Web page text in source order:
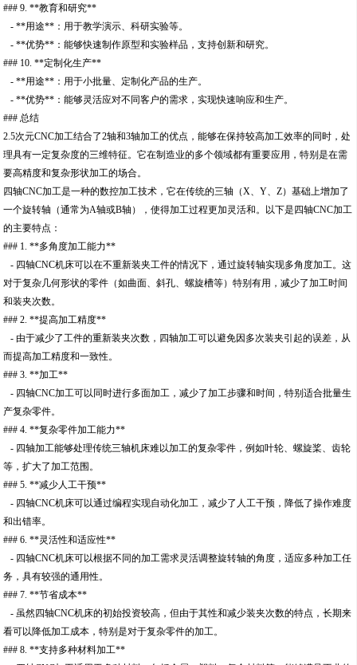
### 9. **教育和研究**
- **用途**：用于教学演示、科研实验等。
- **优势**：能够快速制作原型和实验样品，支持创新和研究。
### 10. **定制化生产**
- **用途**：用于小批量、定制化产品的生产。
- **优势**：能够灵活应对不同客户的需求，实现快速响应和生产。
### 总结
2.5次元CNC加工结合了2轴和3轴加工的优点，能够在保持较高加工效率的同时，处
理具有一定复杂度的三维特征。它在制造业的多个领域都有重要应用，特别是在需
要高精度和复杂形状加工的场合。
四轴CNC加工是一种的数控加工技术，它在传统的三轴（X、Y、Z）基础上增加了
一个旋转轴（通常为A轴或B轴），使得加工过程更加灵活和。以下是四轴CNC加工
的主要特点：
### 1. **多角度加工能力**
- 四轴CNC机床可以在不重新装夹工件的情况下，通过旋转轴实现多角度加工。这
对于复杂几何形状的零件（如曲面、斜孔、螺旋槽等）特别有用，减少了加工时间
和装夹次数。
### 2. **提高加工精度**
- 由于减少了工件的重新装夹次数，四轴加工可以避免因多次装夹引起的误差，从
而提高加工精度和一致性。
### 3. **加工**
- 四轴CNC加工可以同时进行多面加工，减少了加工步骤和时间，特别适合批量生
产复杂零件。
### 4. **复杂零件加工能力**
- 四轴加工能够处理传统三轴机床难以加工的复杂零件，例如叶轮、螺旋桨、齿轮
等，扩大了加工范围。
### 5. **减少人工干预**
- 四轴CNC机床可以通过编程实现自动化加工，减少了人工干预，降低了操作难度
和出错率。
### 6. **灵活性和适应性**
- 四轴CNC机床可以根据不同的加工需求灵活调整旋转轴的角度，适应多种加工任
务，具有较强的通用性。
### 7. **节省成本**
- 虽然四轴CNC机床的初始投资较高，但由于其性和减少装夹次数的特点，长期来
看可以降低加工成本，特别是对于复杂零件的加工。
### 8. **支持多种材料加工**